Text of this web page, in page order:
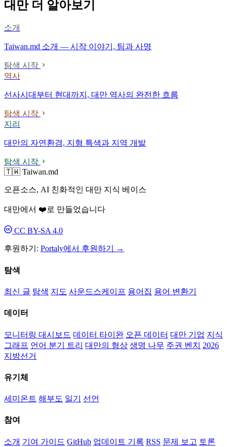
대만 더 알아보기
소개
Taiwan.md 소개 — 시작 이야기, 팀과 사명
탐색 시작
역사
선사시대부터 현대까지, 대만 역사의 완전한 흐름
탐색 시작
지리
대만의 자연환경, 지형 특색과 지역 개발
탐색 시작
🇹🇼 Taiwan.md
오픈소스, AI 친화적인 대만 지식 베이스
대만에서 ❤️로 만들었습니다
CC BY-SA 4.0
후원하기: Portaly에서 후원하기 →
탐색
최신 글 탐색 지도 사운드스케이프 용어집 용어 변환기
데이터
모니터링 대시보드 데이터 타이완 오픈 데이터 대만 기업 지식
그래프 언어 분기 트리 대만의 형상 생명 나무 주권 벤치
2026
지방선거
유기체
세미온트 해부도 일기 선언
참여
소개 기여 가이드 GitHub 업데이트 기록 RSS 문제 보고 토론